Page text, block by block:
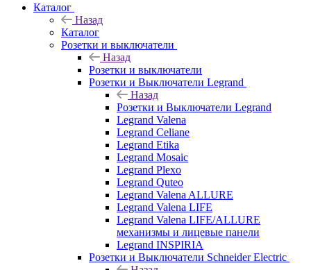
Каталог
Назад
Каталог
Розетки и выключатели
Назад
Розетки и выключатели
Розетки и Выключатели Legrand
Назад
Розетки и Выключатели Legrand
Legrand Valena
Legrand Celiane
Legrand Etika
Legrand Mosaic
Legrand Plexo
Legrand Quteo
Legrand Valena ALLURE
Legrand Valena LIFE
Legrand Valena LIFE/ALLURE
механизмы и лицевые панели
Legrand INSPIRIA
Розетки и Выключатели Schneider Electric